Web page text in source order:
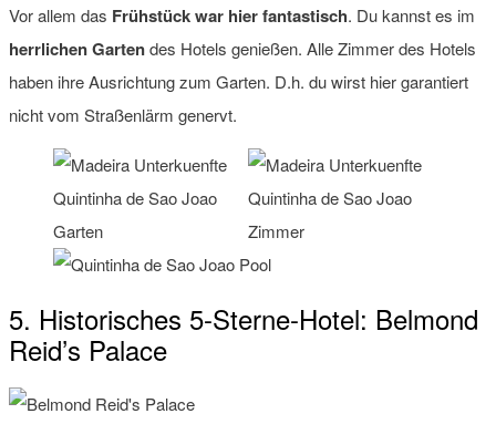
Vor allem das Frühstück war hier fantastisch. Du kannst es im
herrlichen Gartendes Hotels genießen. Alle Zimmer des Hotels
haben ihre Ausrichtung zum Garten. D.h. du wirst hier garantiert
nicht vom Straßenlärm genervt.
5. Historisches 5-Sterne-Hotel: Belmond
Reid’s Palace